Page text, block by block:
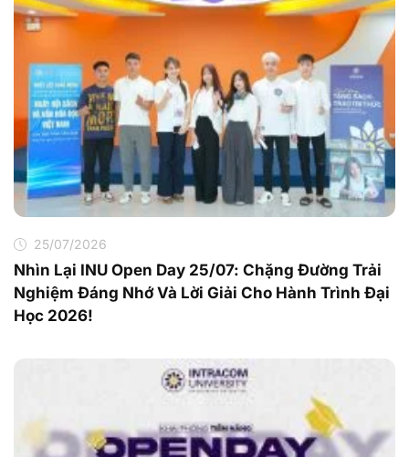
25/07/2026
Nhìn Lại INU Open Day 25/07: Chặng Đường Trải
Nghiệm Đáng Nhớ Và Lời Giải Cho Hành Trình Đại
Học 2026!